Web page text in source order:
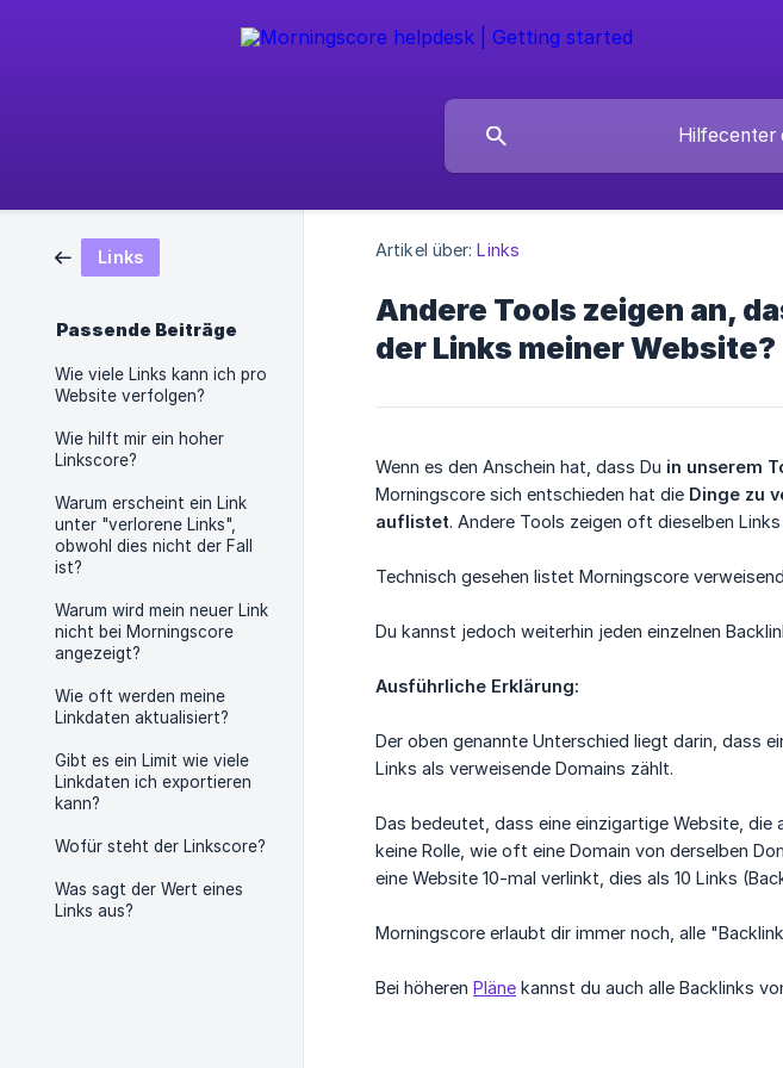
Links
Passende Beiträge
Wie viele Links kann ich pro
Website verfolgen?
Wie hilft mir ein hoher
Linkscore?
Warum erscheint ein Link
unter "verlorene Links",
obwohl dies nicht der Fall
ist?
Warum wird mein neuer Link
nicht bei Morningscore
angezeigt?
Wie oft werden meine
Linkdaten aktualisiert?
Gibt es ein Limit wie viele
Linkdaten ich exportieren
kann?
Wofür steht der Linkscore?
Was sagt der Wert eines
Links aus?
Artikel über: Links
Andere Tools zeigen an,
der Links meiner Website?
Wenn es den Anschein hat, dass Du in unserem
Morningscore sich entschieden hat die Dinge zu
auflistet. Andere Tools zeigen oft dieselben
Technisch gesehen listet Morningscore
Du kannst jedoch weiterhin jeden einzelnen
Ausführliche Erklärung:
Der oben genannte Unterschied liegt darin, dass
Links als verweisende Domains zählt.
Das bedeutet, dass eine einzigartige Website,
keine Rolle, wie oft eine Domain von derselben
eine Website 10-mal verlinkt, dies als 10 Links
Morningscore erlaubt dir immer noch, alle
Bei höheren Pläne kannst du auch alle Backlinks